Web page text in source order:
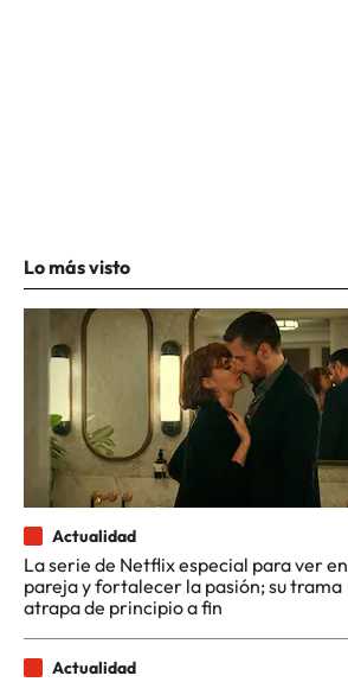
Lo más visto
Actualidad
La serie de Netflix especial para ver en
pareja y fortalecer la pasión; su trama
atrapa de principio a fin
Actualidad